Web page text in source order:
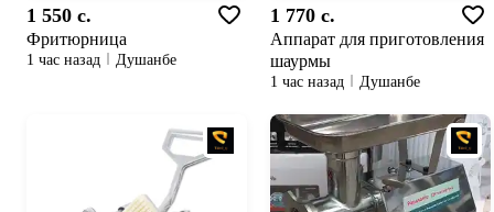
1 550 c.
Фритюрница
1 час назад Душанбе
1 770 c.
Аппарат для приготовления
шаурмы
1 час назад Душанбе